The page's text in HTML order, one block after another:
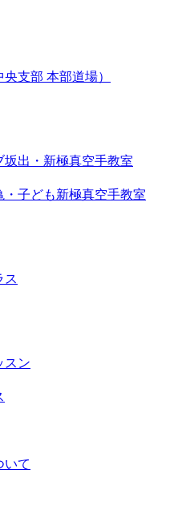
支部 本部道場）
坂出・新極真空手教室
・子ども新極真空手教室
ス
スン
いて